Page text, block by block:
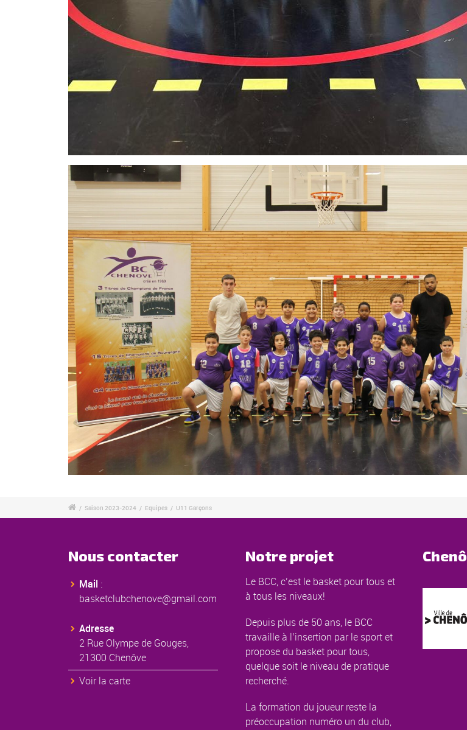
/ Saison 2023-2024 / Equipes / U11 Garçons
Nous contacter
Mail :
basketclubchenove@gmail.com
Adresse
2 Rue Olympe de Gouges,
21300 Chenôve
Voir la carte
Notre projet
Le BCC, c’est le basket pour tous et
à tous les niveaux!
Depuis plus de 50 ans, le BCC
travaille à l’insertion par le sport et
propose du basket pour tous,
quelque soit le niveau de pratique
recherché.
La formation du joueur reste la
préoccupation numéro un du club,